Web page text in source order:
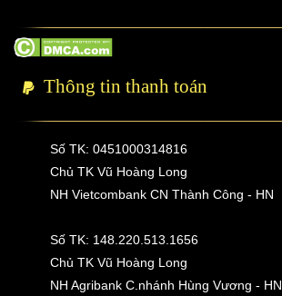
Thông tin thanh toán
Số TK: 0451000314816
Chủ TK Vũ Hoàng Long
NH Vietcombank CN Thành Công - HN
Số TK: 148.220.513.1656
Chủ TK Vũ Hoàng Long
NH Agribank C.nhánh Hùng Vương - HN